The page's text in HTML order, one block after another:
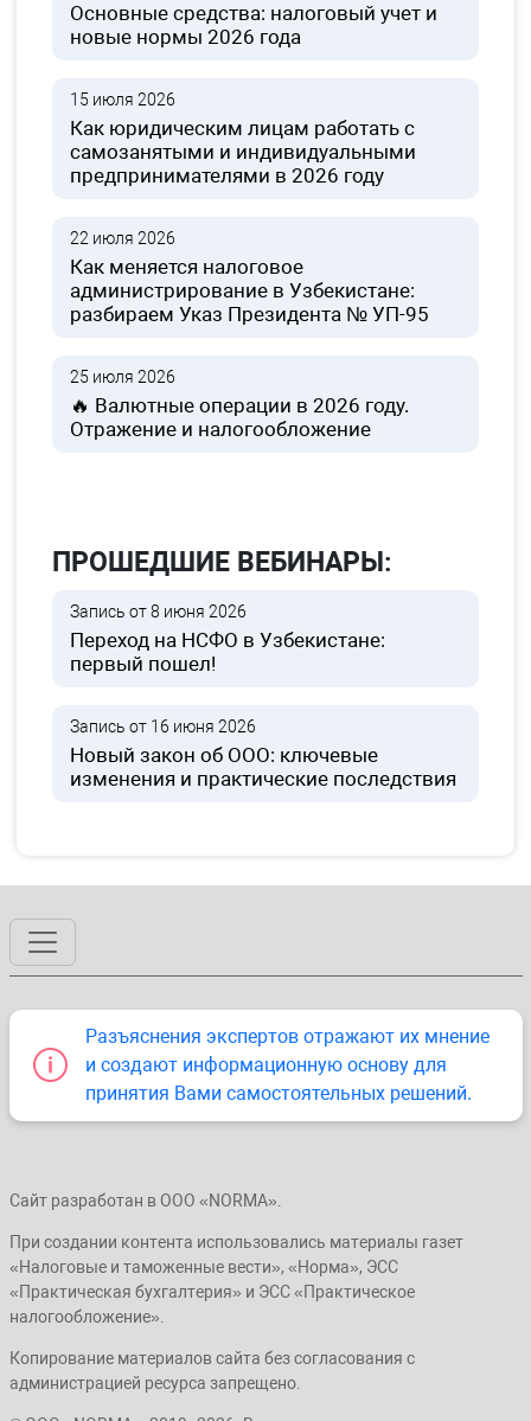
Основные средства: налоговый учет и
новые нормы 2026 года
15 июля 2026
Как юридическим лицам работать с
самозанятыми и индивидуальными
предпринимателями в 2026 году
22 июля 2026
Как меняется налоговое
администрирование в Узбекистане:
разбираем Указ Президента № УП-95
25 июля 2026
🔥 Валютные операции в 2026 году.
Отражение и налогообложение
ПРОШЕДШИЕ ВЕБИНАРЫ:
Запись от 8 июня 2026
Переход на НСФО в Узбекистане:
первый пошел!
Запись от 16 июня 2026
Новый закон об ООО: ключевые
изменения и практические последствия
Разъяснения экспертов отражают их мнение
и создают информационную основу для
принятия Вами самостоятельных решений.
Сайт разработан в ООО «NORMA».
При создании контента использовались материалы газет
«Налоговые и таможенные вести», «Норма», ЭСС
«Практическая бухгалтерия» и ЭСС «Практическое
налогообложение».
Копирование материалов сайта без согласования с
администрацией ресурса запрещено.